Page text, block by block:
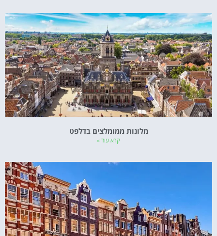
מלונות ממומלצים בדלפט
קרא עוד »